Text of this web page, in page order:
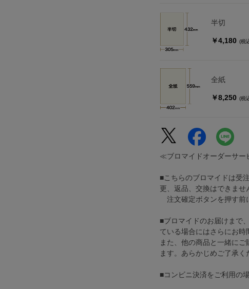
半切
￥4,180 (税
全紙
￥8,250 (税
≪ブロマイドオーダーサ
■こちらのブロマイドは受
更、返品、交換はできませ
注文確定ボタンを押す前
■ブロマイドのお届けまで
ている場合にはさらにお時
また、他の商品と一緒に
ます。あらかじめご了承く
■コンビニ決済をご利用の